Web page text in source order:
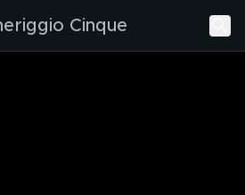
Cinque